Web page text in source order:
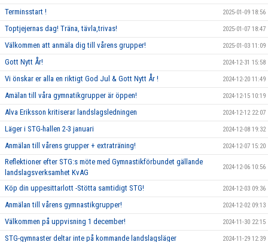
Terminsstart ! 2025-01-09 18:56
Toptjejernas dag! Träna, tävla,trivas! 2025-01-07 18:47
Välkommen att anmäla dig till vårens grupper! 2025-01-03 11:09
Gott Nytt År! 2024-12-31 15:58
Vi önskar er alla en riktigt God Jul & Gott Nytt År ! 2024-12-20 11:49
Amälan till våra gymnatikgrupper är öppen! 2024-12-15 10:19
Alva Eriksson kritiserar landslagsledningen 2024-12-12 22:07
Läger i STG-hallen 2-3 januari 2024-12-08 19:32
Anmälan till vårens grupper + extraträning! 2024-12-07 15:20
Reflektioner efter STG:s möte med Gymnastikförbundet gällande
landslagsverksamhet KvAG
2024-12-06 10:56
Köp din uppesittarlott -Stötta samtidigt STG! 2024-12-03 09:36
Anmälan till vårens gymnastikgrupper! 2024-12-02 09:13
Välkommen på uppvisning 1 december! 2024-11-30 22:15
STG-gymnaster deltar inte på kommande landslagsläger 2024-11-29 12:39